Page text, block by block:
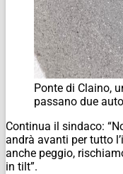
Ponte di Claino,
passano due
Continua il sindaco:
andrà avanti per tutto
anche peggio,
in tilt”.